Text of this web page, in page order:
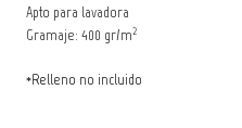
Apto para lavadora
Gramaje: 400 gr/m2
*Relleno no incluido